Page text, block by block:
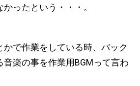
ったという・・・。
かで作業をしている時、バック
音楽の事を作業用BGMって言わ